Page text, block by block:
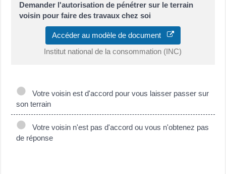
Demander l'autorisation de pénétrer sur le terrain
voisin pour faire des travaux chez soi
Accéder au modèle de document
Institut national de la consommation (INC)
Votre voisin est d'accord pour vous laisser passer sur
son terrain
Votre voisin n'est pas d'accord ou vous n'obtenez pas
de réponse